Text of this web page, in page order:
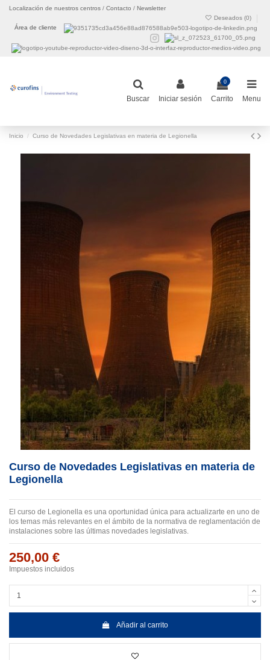
Localización de nuestros centros / Contacto / Newsletter
Deseados (0)
Área de cliente
Buscar Iniciar sesión
0
Carrito Menu
Inicio Curso de Novedades Legislativas en materia de Legionella
Curso de Novedades Legislativas en materia de
Legionella
El curso de Legionella es una oportunidad única para actualizarte en uno de
los temas más relevantes en el ámbito de la normativa de reglamentación de
instalaciones sobre las últimas novedades legislativas.
250,00 €
Impuestos incluidos
Añadir al carrito